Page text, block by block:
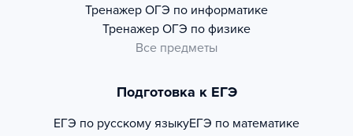
Тренажер ОГЭ по информатике
Тренажер ОГЭ по физике
Все предметы
Подготовка к ЕГЭ
ЕГЭ по русскому языкуЕГЭ по математике